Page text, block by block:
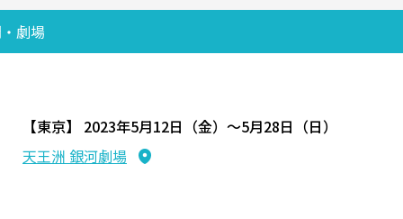
『HUNTER×HUNTER』THE STAGE 公演CM（30秒）公開！
『HUNTER×HUNTER』THE STAGE キャラクタービジュアル公開！
劇場
【東京】
2023年5月12日（金）〜5月28日（日）
天王洲 銀河劇場